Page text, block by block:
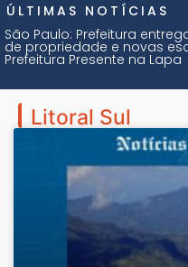
ÚLTIMAS NOTÍCIAS
São Paulo: Prefeitura
de propriedade e novas
Prefeitura Presente na Lapa
Litoral Sul